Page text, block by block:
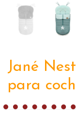
Jané
para